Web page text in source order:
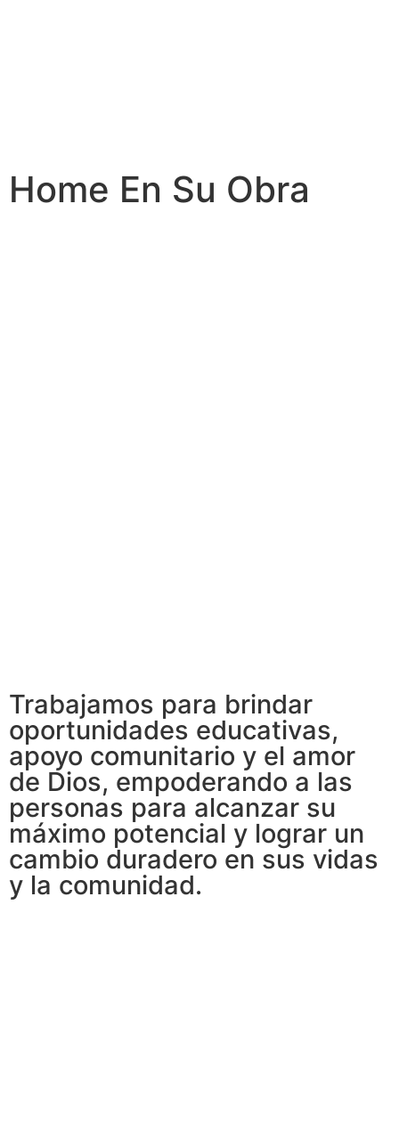
Home En Su Obra
Trabajamos para brindar
oportunidades educativas,
apoyo comunitario y el amor
de Dios, empoderando a las
personas para alcanzar su
máximo potencial y lograr un
cambio duradero en sus vidas
y la comunidad.